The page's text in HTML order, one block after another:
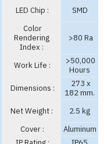
LED Chip :
SMD
Color
Rendering
Index :
>80 Ra
Work Life :
>50,000
Hours
Dimensions :
273 x
182 mm.
Net Weight :
2.5 kg
Cover :
Aluminum